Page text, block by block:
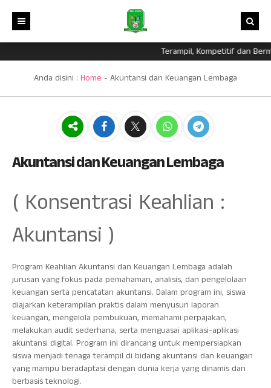
Profil
Sambutan Kepsek
Struktur Sekolah
Visi dan Misi
Galeri
Program Keahlian
Akuntansi dan Keuangan Lembaga
Pemasaran
Busana
Desain Komunikasi Visual
Teknik Jaringan Komputer dan Telekomunikasi
Berita
Dapodik
Eraport
Download
Lainnya
Agenda
Pengumuman
Editorial
Blog
Terampil, Kompetitif dan
Anda disini : Home - Akuntansi dan Keuangan Lembaga
Akuntansi dan Keuangan Lembaga
( Konsentrasi Keahlian :
Akuntansi )
Program Keahlian Akuntansi dan Keuangan Lembaga adalah
jurusan yang fokus pada pemahaman, analisis, dan pengelolaan
keuangan serta pencatatan akuntansi. Dalam program ini, siswa
diajarkan keterampilan praktis dalam menyusun laporan
keuangan, mengelola pembukuan, memahami perpajakan,
melakukan audit sederhana, serta menguasai aplikasi-aplikasi
akuntansi digital. Program ini dirancang untuk mempersiapkan
siswa menjadi tenaga terampil di bidang akuntansi dan keuangan
yang mampu beradaptasi dengan dunia kerja yang dinamis dan
berbasis teknologi.